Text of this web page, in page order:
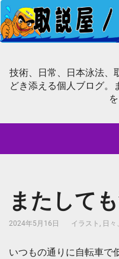
技術、日常、日本泳法、
どき添える個人ブログ。
またして
2024年5月16日 イラスト , 日
いつもの通りに自転車で